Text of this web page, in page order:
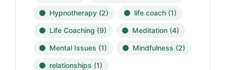
Hypnotherapy (2) life coach (1)
Life Coaching (9) Meditation (4)
Mental Issues (1) Mindfulness (2)
relationships (1)